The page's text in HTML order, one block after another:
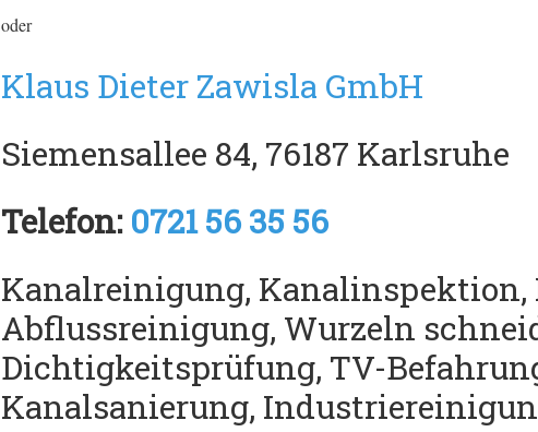
oder
Klaus Dieter Zawisla GmbH
Siemensallee 84, 76187 Karlsruhe
Telefon: 0721 56 35 56
Kanalreinigung, Kanalinspektion,
Abflussreinigung, Wurzeln
Dichtigkeitsprüfung, TV-
Kanalsanierung,